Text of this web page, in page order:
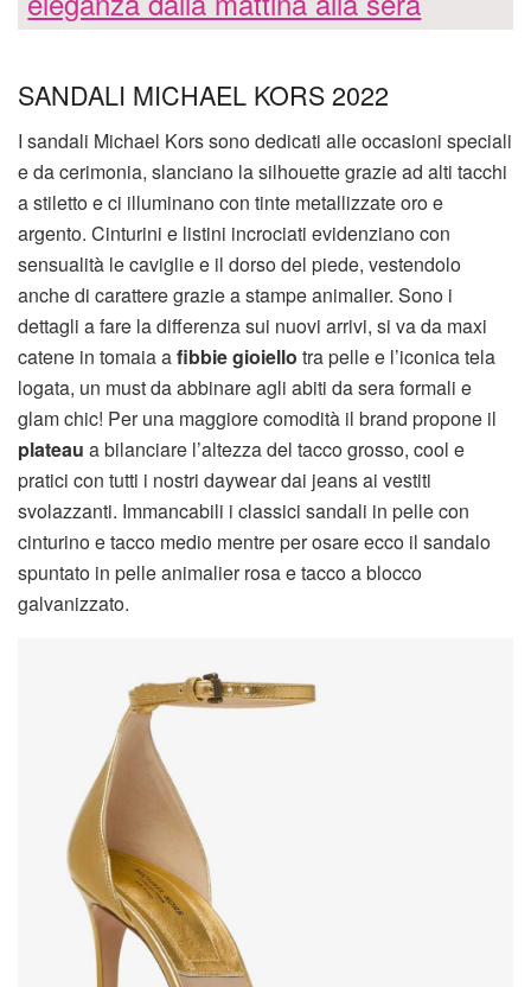
SANDALI MICHAEL KORS 2022
I sandali Michael Kors sono dedicati alle occasioni speciali
e da cerimonia, slanciano la silhouette grazie ad alti tacchi
a stiletto e ci illuminano con tinte metallizzate oro e
argento. Cinturini e listini incrociati evidenziano con
sensualità le caviglie e il dorso del piede, vestendolo
anche di carattere grazie a stampe animalier. Sono i
dettagli a fare la differenza sui nuovi arrivi, si va da maxi
catene in tomaia afibbie gioiello tra pelle e l’iconica tela
logata, un must da abbinare agli abiti da sera formali e
glam chic! Per una maggiore comodità il brand propone il
plateau a bilanciare l’altezza del tacco grosso, cool e
pratici con tutti i nostri daywear dai jeans ai vestiti
svolazzanti. Immancabili i classici sandali in pelle con
cinturino e tacco medio mentre per osare ecco il sandalo
spuntato in pelle animalier rosa e tacco a blocco
galvanizzato.